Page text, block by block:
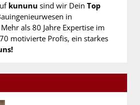
kununu sind wir Dein Top
in
als 80 Jahre Expertise im
motivierte Profis, ein starkes